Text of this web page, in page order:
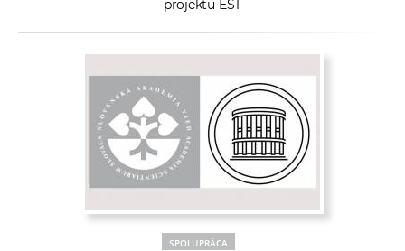
projektu EST
SPOLUPRÁCA